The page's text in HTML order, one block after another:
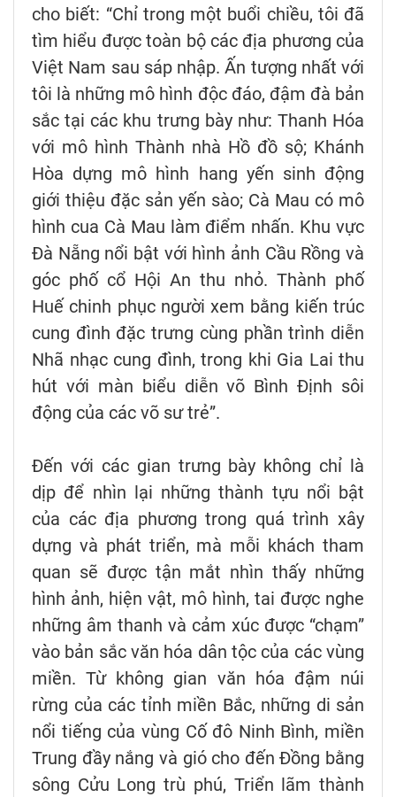
cho biết: “Chỉ trong một buổi chiều, tôi đã
tìm hiểu được toàn bộ các địa phương của
Việt Nam sau sáp nhập. Ấn tượng nhất với
tôi là những mô hình độc đáo, đậm đà bản
sắc tại các khu trưng bày như: Thanh Hóa
với mô hình Thành nhà Hồ đồ sộ; Khánh
Hòa dựng mô hình hang yến sinh động
giới thiệu đặc sản yến sào; Cà Mau có mô
hình cua Cà Mau làm điểm nhấn. Khu vực
Đà Nẵng nổi bật với hình ảnh Cầu Rồng và
góc phố cổ Hội An thu nhỏ. Thành phố
Huế chinh phục người xem bằng kiến trúc
cung đình đặc trưng cùng phần trình diễn
Nhã nhạc cung đình, trong khi Gia Lai thu
hút với màn biểu diễn võ Bình Định sôi
động của các võ sư trẻ”.
Đến với các gian trưng bày không chỉ là
dịp để nhìn lại những thành tựu nổi bật
của các địa phương trong quá trình xây
dựng và phát triển, mà mỗi khách tham
quan sẽ được tận mắt nhìn thấy những
hình ảnh, hiện vật, mô hình, tai được nghe
những âm thanh và cảm xúc được “chạm”
vào bản sắc văn hóa dân tộc của các vùng
miền. Từ không gian văn hóa đậm núi
rừng của các tỉnh miền Bắc, những di sản
nổi tiếng của vùng Cố đô Ninh Bình, miền
Trung đầy nắng và gió cho đến Đồng bằng
sông Cửu Long trù phú, Triển lãm thành